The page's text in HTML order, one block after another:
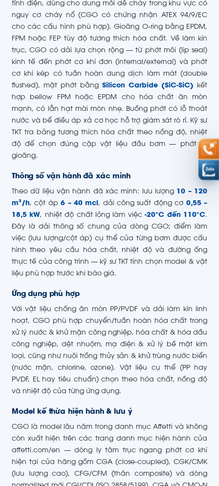
tĩnh điện, dùng cho dung môi dễ cháy trong khu vực có
nguy cơ cháy nổ (CGO có chứng nhận ATEX 94/9/EC
cho các cấu hình phù hợp). Gioăng O-ring bằng EPDM,
FPM hoặc FEP tùy độ tương thích hóa chất. Về làm kín
trục, CGO có dải lựa chọn rộng — từ phớt môi (lip seal)
kinh tế đến phớt cơ khí đơn (internal/external) và phớt
cơ khí kép có tuần hoàn dung dịch làm mát (double
flushed), mặt phớt bằng Silicon Carbide (SiC-SiC) kết
hợp bellow FPM hoặc EPDM cho hóa chất ăn mòn
mạnh, có lẫn hạt mài mòn nhẹ. Buồng phớt có lỗ thoát
nước và bể điều áp xả cơ học hỗ trợ giám sát rò rỉ. Kỹ sư
TKT tra bảng tương thích hóa chất theo nồng độ, nhiệt
độ để chọn đúng cặp vật liệu đầu bơm — phớt —
gioăng.
Thông số vận hành đã xác minh
Theo dữ liệu vận hành đã xác minh: lưu lượng 10 – 120
m³/h, cột áp6 – 40 mcl, dải công suất động cơ 0,55 –
18,5 kW, nhiệt độ chất lỏng làm việc-20°C đến 110°C.
Đây là dải thông số chung của dòng CGO; điểm làm
việc (lưu lượng/cột áp) cụ thể của từng bơm được cấu
hình theo yêu cầu hóa chất, nhiệt độ và đường ống
thực tế của công trình — kỹ sư TKT tính chọn model & vật
liệu phù hợp trước khi báo giá.
Ứng dụng phù hợp
Với vật liệu chống ăn mòn PP/PVDF và dải làm kín linh
hoạt, CGO phù hợp chuyển/tuần hoàn hóa chất trong
xử lý nước & khử mặn công nghiệp, hóa chất & hóa dầu
công nghiệp, dệt nhuộm, mạ điện & xử lý bề mặt kim
loại, cũng như nuôi trồng thủy sản & khử trùng nước biển
(nước mặn, chlorine, ozone). Vật liệu cụ thể (PP hay
PVDF, EL hay tiêu chuẩn) chọn theo hóa chất, nồng độ
và nhiệt độ của từng ứng dụng.
Model kế thừa hiện hành & lưu ý
CGO là model lâu năm trong danh mục Affetti và không
còn xuất hiện trên các trang danh mục hiện hành của
affetti.com/en — dòng ly tâm trục ngang phớt cơ khí
hiện tại của hãng gồm CGA (close-coupled), CGK/CMK
(lưu lượng cao), CFG/CFM (thân composite) và dòng